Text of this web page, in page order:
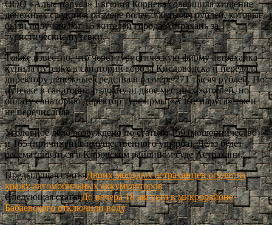
ООО «Алые паруса» Евгения Корнева совершила хищение
денежных средств в размере более 300 тысяч рублей, которые
были получены от 16 жителей города Астрахань за
туристические путевки.
Также известно, что через туристическую фирму астраханка
купила путевку в санаторий города Кисловодска и передала
директору денежные средства в размере 271 тысяч рублей. По
путевке в санатории отдохнули двое местных жителей, но
оплату санаторию директор турфирмы «Алые паруса» так и
не перечислила.
Уголовное дело возбуждено по статьям 159 (мошенничество)
и 165 (причинение имущественного ущерба). Дело будет
рассматриваться в Кировском районном суде Астрахани.
Предыдущая статьяДвоих молодых астраханцев осудят за
кражу автомобильных аккумуляторов
Следующая статьяДо вечера 18 августа в микрорайоне
Бабаевского отключили воду